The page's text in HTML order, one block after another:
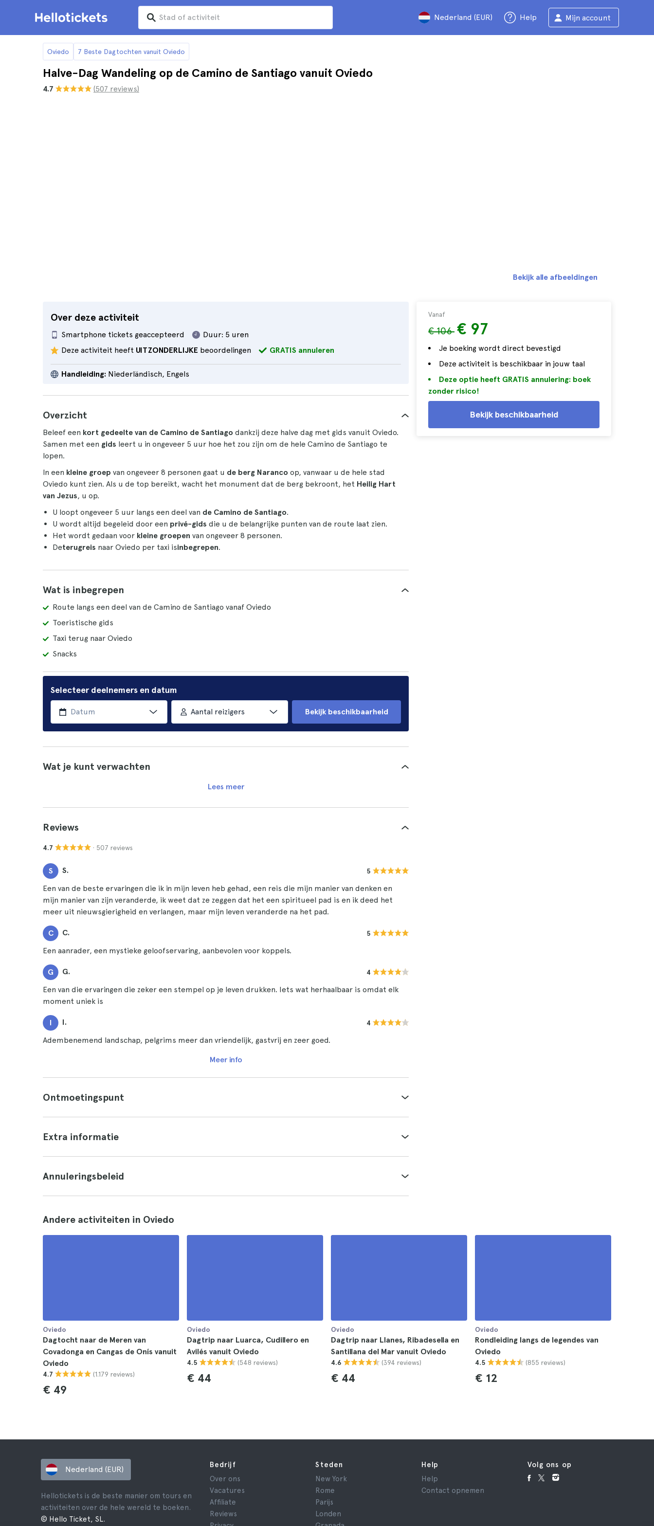
Nederland (EUR) Help Mijn account
Oviedo 7 Beste Dagtochten vanuit Oviedo
Halve-Dag Wandeling op de Camino de Santiago vanuit Oviedo
4.7 (507 reviews)
Over deze activiteit
Smartphone tickets geaccepteerd Duur: 5 uren
Deze activiteit heeft UITZONDERLIJKE beoordelingen GRATIS annuleren
Handleiding: Niederländisch, Engels
Vanaf
€ 106 € 97
Je boeking wordt direct bevestigd
Deze activiteit is beschikbaar in jouw taal
Deze optie heeft GRATIS annulering: boek
zonder risico!
Bekijk beschikbaarheid
Bekijk alle afbeeldingen
Overzicht
Beleef een kort gedeelte van de Camino de Santiago dankzij deze halve dag met gids vanuit Oviedo.
Samen met een gids leert u in ongeveer 5 uur hoe het zou zijn om de hele Camino de Santiago te
lopen.
In een kleine groep van ongeveer 8 personen gaat u de berg Naranco op, vanwaar u de hele stad
Oviedo kunt zien. Als u de top bereikt, wacht het monument dat de berg bekroont, het Heilig Hart
van Jezus, u op.
U loopt ongeveer 5 uur langs een deel van de Camino de Santiago.
U wordt altijd begeleid door een privé-gids die u de belangrijke punten van de route laat zien.
Het wordt gedaan voor kleine groepen van ongeveer 8 personen.
Deterugreis naar Oviedo per taxi isinbegrepen.
Wat is inbegrepen
Route langs een deel van de Camino de Santiago vanaf Oviedo
Toeristische gids
Taxi terug naar Oviedo
Snacks
Selecteer deelnemers en datum
Aantal reizigers Bekijk beschikbaarheid
Wat je kunt verwachten
Lees meer
Reviews
4.7 · 507 reviews
S S. 5
Een van de beste ervaringen die ik in mijn leven heb gehad, een reis die mijn manier van denken en
mijn manier van zijn veranderde, ik weet dat ze zeggen dat het een spiritueel pad is en ik deed het
meer uit nieuwsgierigheid en verlangen, maar mijn leven veranderde na het pad.
C C. 5
Een aanrader, een mystieke geloofservaring, aanbevolen voor koppels.
G G. 4
Een van die ervaringen die zeker een stempel op je leven drukken. Iets wat herhaalbaar is omdat elk
moment uniek is
I I. 4
Adembenemend landschap, pelgrims meer dan vriendelijk, gastvrij en zeer goed.
Meer info
Ontmoetingspunt
Extra informatie
Annuleringsbeleid
Andere activiteiten in Oviedo
Oviedo
Dagtocht naar de Meren van
Covadonga en Cangas de Onís vanuit
Oviedo
4.7 (1.179 reviews)
€ 49
Oviedo
Dagtrip naar Luarca, Cudillero en
Avilés vanuit Oviedo
4.5 (548 reviews)
€ 44
Oviedo
Dagtrip naar Llanes, Ribadesella en
Santillana del Mar vanuit Oviedo
4.6 (394 reviews)
€ 44
Oviedo
Rondleiding langs de legendes van
Oviedo
4.5 (855 reviews)
€ 12
Nederland (EUR)
Hellotickets is de beste manier om tours en
activiteiten over de hele wereld te boeken.
© Hello Ticket, SL.
Bedrijf
Over ons
Vacatures
Affiliate
Reviews
Steden
New York
Rome
Parijs
Londen
Help
Help
Contact opnemen
Volg ons op